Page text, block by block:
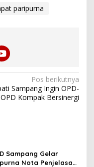
paripurna
Pos berikutnya
Sampang Ingin OPD-
OPD Kompak Bersinergi
Sampang Gelar
Nota Penjelasan